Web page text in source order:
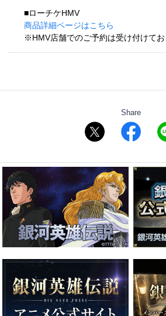
■ローチケHMV
商品詳細ページはこちら
※HMV店舗でのご予約は受け付けてお
Share